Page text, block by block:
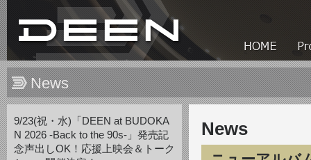
News
9/23(祝・水)「DEEN at BUDOKA
N 2026 -Back to the 90s-」発売記
念声出しOK！応援上映会＆トーク
News